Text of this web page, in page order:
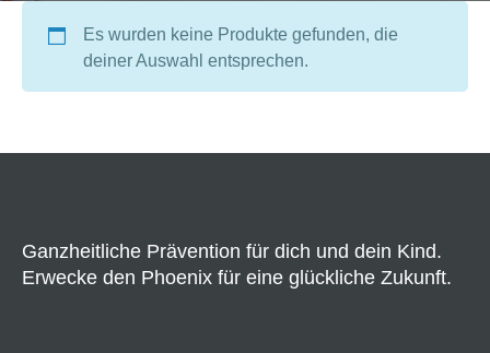
Es wurden keine Produkte gefunden, die
deiner Auswahl entsprechen.
Ganzheitliche Prävention für dich und dein Kind.
Erwecke den Phoenix für eine glückliche Zukunft.